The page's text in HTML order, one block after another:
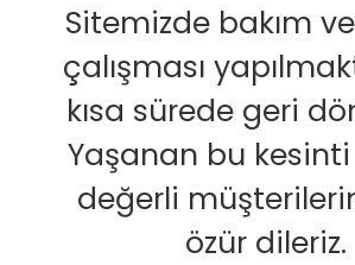
Sitemizde bakım
çalışması
kısa sürede geri
Yaşanan bu
değerli
özür dileriz.